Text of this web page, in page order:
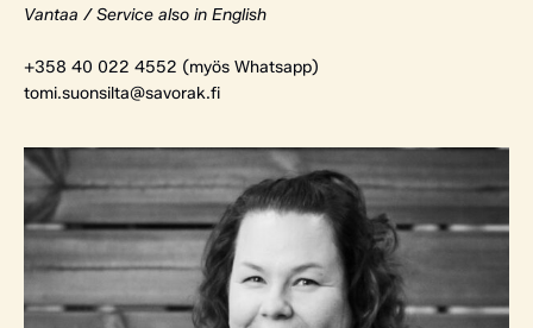
Vantaa / Service also in English
+358 40 022 4552 (myös Whatsapp)
tomi.suonsilta@savorak.fi